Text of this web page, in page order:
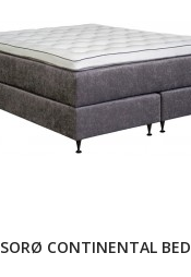
SORØ CONTINENTAL BED